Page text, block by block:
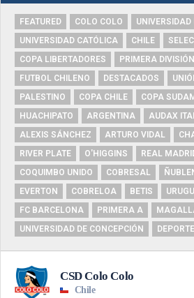
FEATURED COLO COLO
UNIVERSIDAD
UNIVERSIDAD CATÓLICA
CHILE
COPA LIBERTADORES
PRIMERA DIVISIÓN
FUTBOL CHILENO
DESTACADOS
PALESTINO
COPA CHILE
COPA
HUACHIPATO
ARGENTINA
AUDAX
ALEXIS SÁNCHEZ
ARTURO VIDAL
RIVER PLATE
O'HIGGINS REAL
COQUIMBO UNIDO
COBRESAL
EVERTON
COBRELOA BETIS
FC BARCELONA
PRIMERA A
UNIVERSIDAD DE CONCEPCIÓN